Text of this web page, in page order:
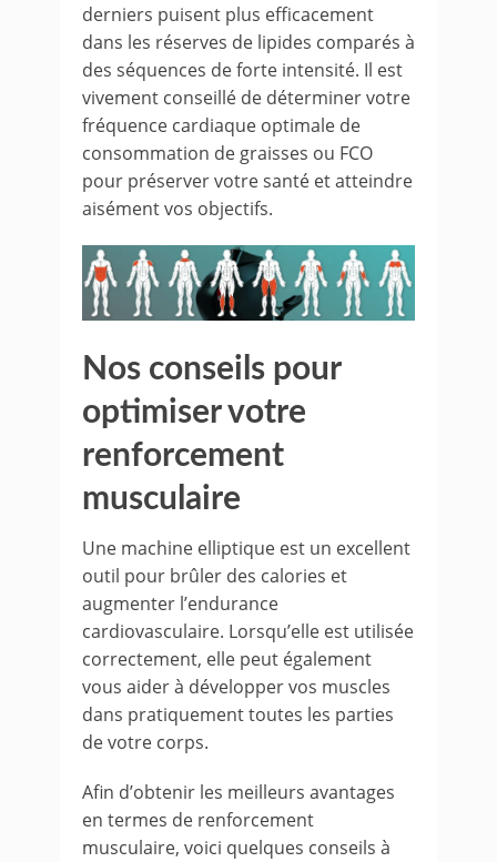
derniers puisent plus efficacement
dans les réserves de lipides comparés à
des séquences de forte intensité. Il est
vivement conseillé de déterminer votre
fréquence cardiaque optimale de
consommation de graisses ou FCO
pour préserver votre santé et atteindre
aisément vos objectifs.
Nos conseils pour
optimiser votre
renforcement
musculaire
Une machine elliptique est un excellent
outil pour brûler des calories et
augmenter l’endurance
cardiovasculaire. Lorsqu’elle est utilisée
correctement, elle peut également
vous aider à développer vos muscles
dans pratiquement toutes les parties
de votre corps.
Afin d’obtenir les meilleurs avantages
en termes de renforcement
musculaire, voici quelques conseils à